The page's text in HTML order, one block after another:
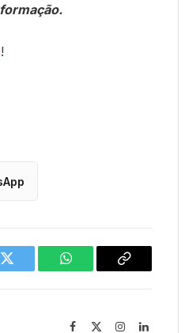
!
Twitter WhatsAppCopy
Facebook InstagramLinkedIn